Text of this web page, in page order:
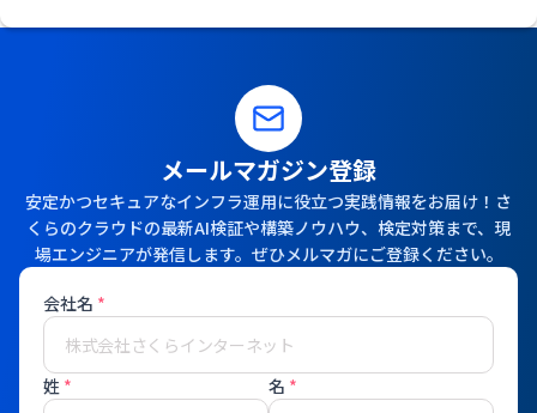
メールマガジン登録
安定かつセキュアなインフラ運用に役立つ実践情報をお届け！さ
くらのクラウドの最新AI検証や構築ノウハウ、検定対策まで、現
場エンジニアが発信します。ぜひメルマガにご登録ください。
会社名 *
姓 * 名 *